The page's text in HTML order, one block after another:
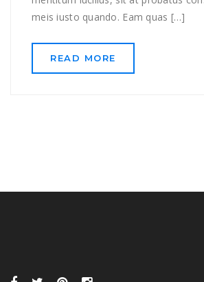
meis iusto quando. Eam quas […]
READ MORE